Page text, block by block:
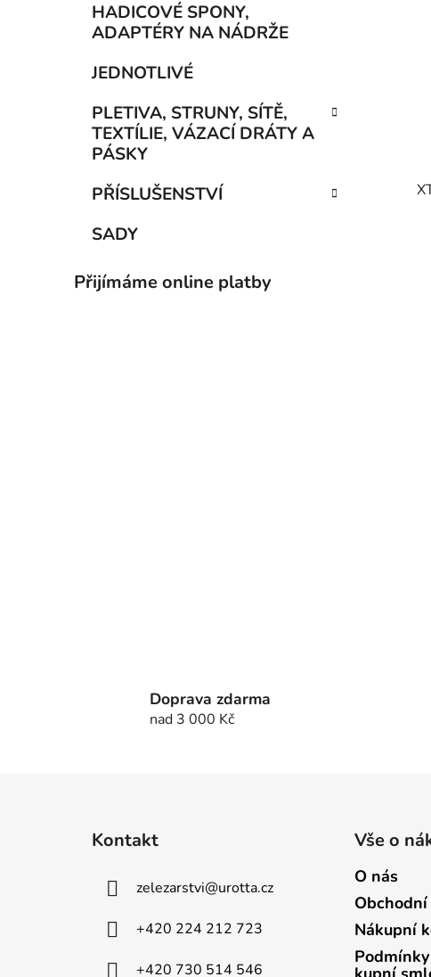
HADICOVÉ SPONY,
ADAPTÉRY NA NÁDRŽE
JEDNOTLIVÉ
PLETIVA, STRUNY, SÍTĚ,
TEXTÍLIE, VÁZACÍ DRÁTY A
PÁSKY
PŘÍSLUŠENSTVÍ
SADY
Přijímáme online platby
Doprava zdarma
nad 3 000 Kč
Kontakt
zelezarstvi@urotta.cz
+420 224 212 723
+420 730 514 546
Vše o
O nás
Nákupní